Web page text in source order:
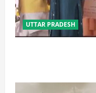
UTTAR PRADESH